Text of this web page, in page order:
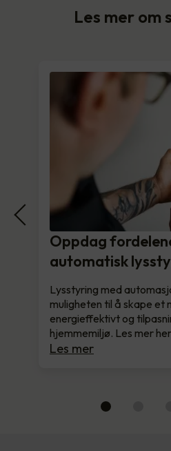
Les mer om
Oppdag
automatisk
Lysstyring med
muligheten til å skape et
energieffektivt og
hjemmemiljø. Les mer
Les mer